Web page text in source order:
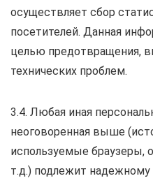
осуществляет сбор
посетителей. Данная
целью предотвращения,
технических проблем.
3.4. Любая иная
неоговоренная выше
используемые браузеры,
т.д.) подлежит